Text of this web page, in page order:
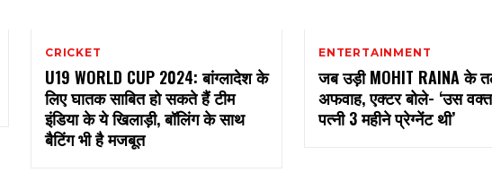
CRICKET
U19 WORLD CUP 2024: बांग्लादेश के
लिए घातक साबित हो सकते हैं टीम
इंडिया के ये खिलाड़ी, बॉलिंग के साथ
बैटिंग भी है मजबूत
ENTERTAINMENT
जब उड़ी MOHIT RAINA के
अफवाह, एक्टर बोले- ‘उस वक्त
पत्नी 3 महीने प्रेग्नेंट थी’